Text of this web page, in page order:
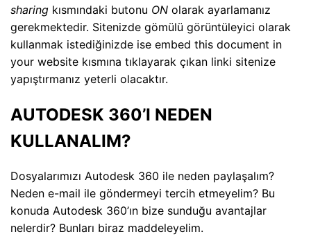
sharing kısmındaki butonu ON olarak ayarlamanız
gerekmektedir. Sitenizde gömülü görüntüleyici olarak
kullanmak istediğinizde ise embed this document in
your website kısmına tıklayarak çıkan linki sitenize
yapıştırmanız yeterli olacaktır.
AUTODESK 360’I NEDEN
KULLANALIM?
Dosyalarımızı Autodesk 360 ile neden paylaşalım?
Neden e-mail ile göndermeyi tercih etmeyelim? Bu
konuda Autodesk 360’ın bize sunduğu avantajlar
nelerdir? Bunları biraz maddeleyelim.